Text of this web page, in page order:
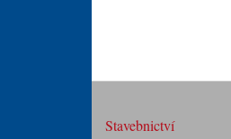
Stavebnictví